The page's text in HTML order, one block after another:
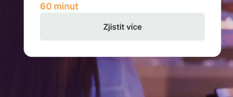
60 minut
Zjistit více